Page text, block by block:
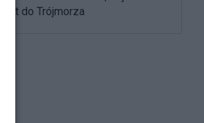
do Trójmorza